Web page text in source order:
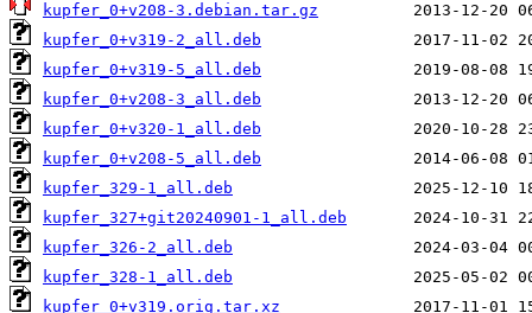
kupfer_0+v208-3.debian.tar.gz
kupfer_0+v319-2_all.deb
kupfer_0+v319-5_all.deb
kupfer_0+v208-3_all.deb
kupfer_0+v320-1_all.deb
kupfer_0+v208-5_all.deb
kupfer_329-1_all.deb
kupfer_327+git20240901-1_all.deb
kupfer_326-2_all.deb
kupfer_328-1_all.deb
kupfer_0+v319.orig.tar.xz